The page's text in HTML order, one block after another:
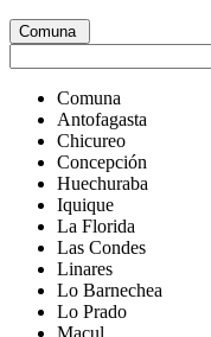
Comuna
Comuna
Antofagasta
Chicureo
Concepción
Huechuraba
Iquique
La Florida
Las Condes
Linares
Lo Barnechea
Lo Prado
Macul